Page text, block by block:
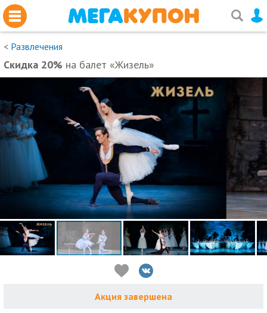
< Развлечения
Скидка 20% на балет «Жизель»
Акция завершена